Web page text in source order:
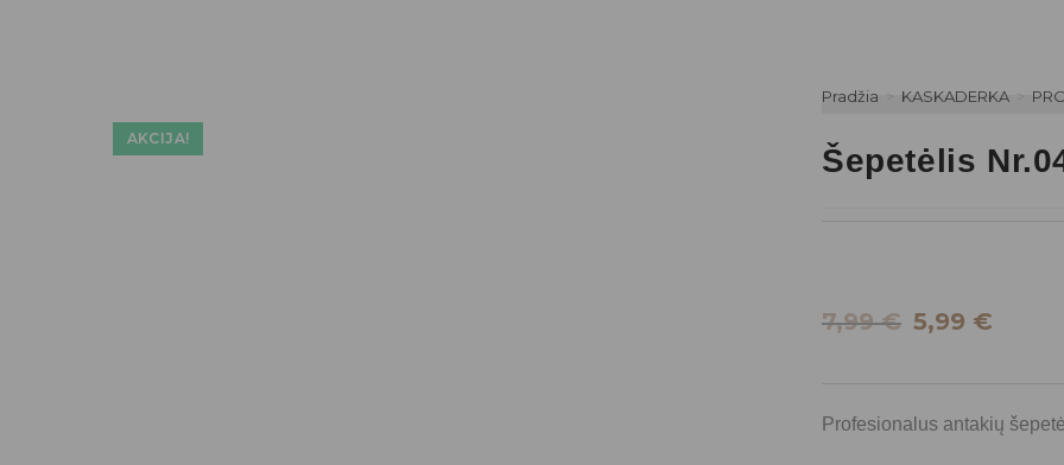
AKCIJA!
Pradžia > KASKADERKA >
Šepetėlis
7,99€ 5,99 €
Profesionalus antakių